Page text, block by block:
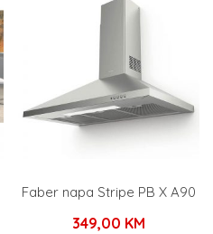
Faber napa Stripe PB X A90
349,00 KM